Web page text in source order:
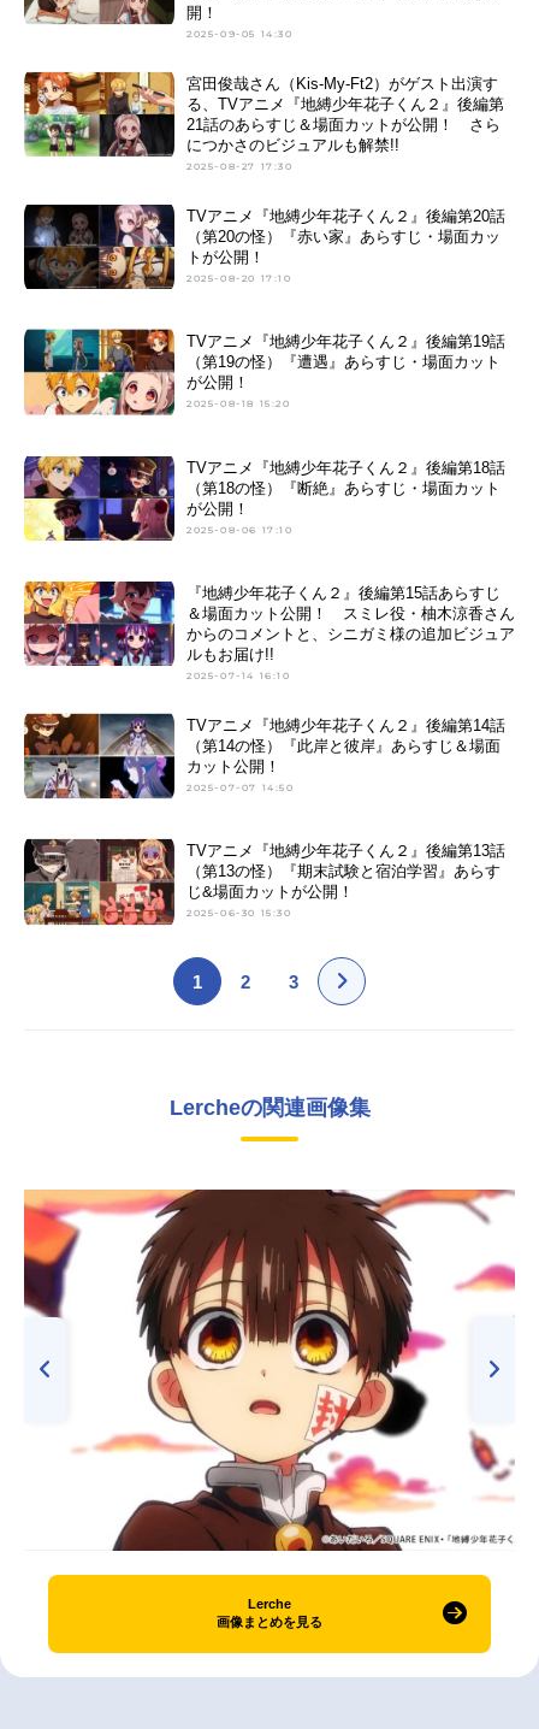
開！
2025-09-05 14:30
宮田俊哉さん（Kis-My-Ft2）がゲスト出演す
る、TVアニメ『地縛少年花子くん２』後編第
21話のあらすじ＆場面カットが公開！ さら
につかさのビジュアルも解禁!!
2025-08-27 17:30
TVアニメ『地縛少年花子くん２』後編第20話
（第20の怪）『赤い家』あらすじ・場面カッ
トが公開！
2025-08-20 17:10
TVアニメ『地縛少年花子くん２』後編第19話
（第19の怪）『遭遇』あらすじ・場面カット
が公開！
2025-08-18 15:20
TVアニメ『地縛少年花子くん２』後編第18話
（第18の怪）『断絶』あらすじ・場面カット
が公開！
2025-08-06 17:10
『地縛少年花子くん２』後編第15話あらすじ
＆場面カット公開！ スミレ役・柚木涼香さん
からのコメントと、シニガミ様の追加ビジュア
ルもお届け!!
2025-07-14 16:10
TVアニメ『地縛少年花子くん２』後編第14話
（第14の怪）『此岸と彼岸』あらすじ＆場面
カット公開！
2025-07-07 14:50
TVアニメ『地縛少年花子くん２』後編第13話
（第13の怪）『期末試験と宿泊学習』あらす
じ&場面カットが公開！
2025-06-30 15:30
1 2 3
Lercheの関連画像集
Lerche
画像まとめを見る